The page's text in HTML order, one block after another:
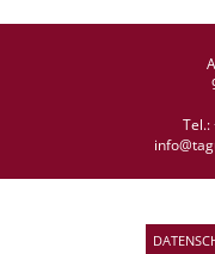
Tel.: